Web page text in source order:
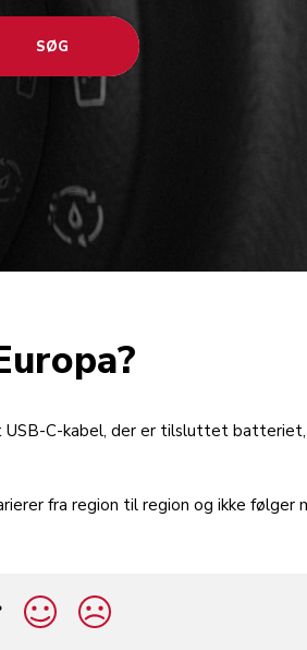
SØG
USB-C-kabel, der er tilsluttet
fra region til region og ikke følger